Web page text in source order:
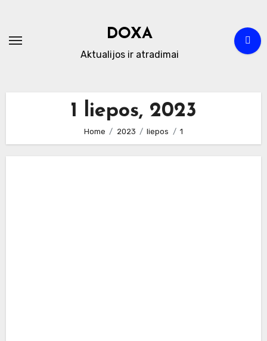
content
DOXA
Aktualijos ir atradimai
1 liepos, 2023
Home 2023 liepos 1